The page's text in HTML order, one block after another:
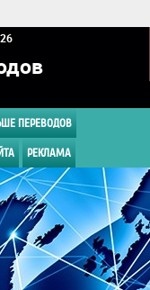
ПЕРЕВОДОВ
РЕКЛАМА